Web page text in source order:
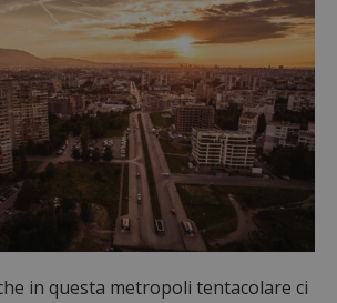
in questa metropoli tentacolare ci